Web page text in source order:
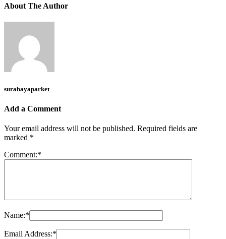
About The Author
surabayaparket
Add a Comment
Your email address will not be published. Required fields are
marked *
Comment:*
Name:*
Email Address:*